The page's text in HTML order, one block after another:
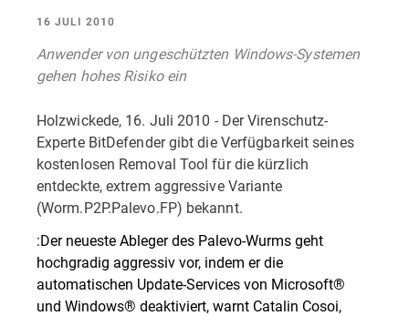
16 JULI 2010
Anwender von ungeschützten Windows-Systemen
gehen hohes Risiko ein
Holzwickede, 16. Juli 2010 - Der Virenschutz-
Experte BitDefender gibt die Verfügbarkeit seines
kostenlosen Removal Tool für die kürzlich
entdeckte, extrem aggressive Variante
(Worm.P2P.Palevo.FP) bekannt.
:Der neueste Ableger des Palevo-Wurms geht
hochgradig aggressiv vor, indem er die
automatischen Update-Services von Microsoft®
und Windows® deaktiviert, warnt Catalin Cosoi,